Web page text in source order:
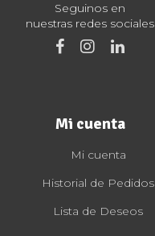
Seguinos en
nuestras redes sociales
Mi cuenta
Mi cuenta
Historial de Pedidos
Lista de Deseos